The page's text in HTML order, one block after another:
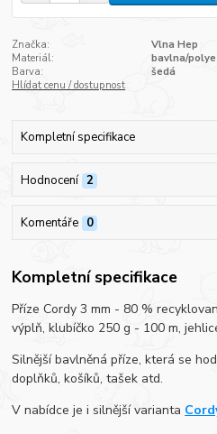
Značka:
Vlna Hep
Materiál:
bavlna/
Barva:
šedá
Hlídat cenu / dostupnost
Kompletní specifikace
Hodnocení 2
Komentáře 0
Kompletní specifikace
Příze Cordy 3 mm - 80 %
výplň, klubíčko 250 g - 100 m,
Silnější bavlněná příze, která se
doplňků, košíků, tašek atd.
V nabídce je i silnější varianta